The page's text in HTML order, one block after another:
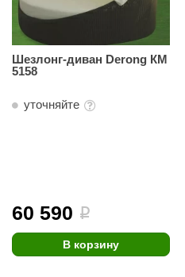
Шезлонг-диван Derong КМ
5158
уточняйте
60 590 i
В корзину